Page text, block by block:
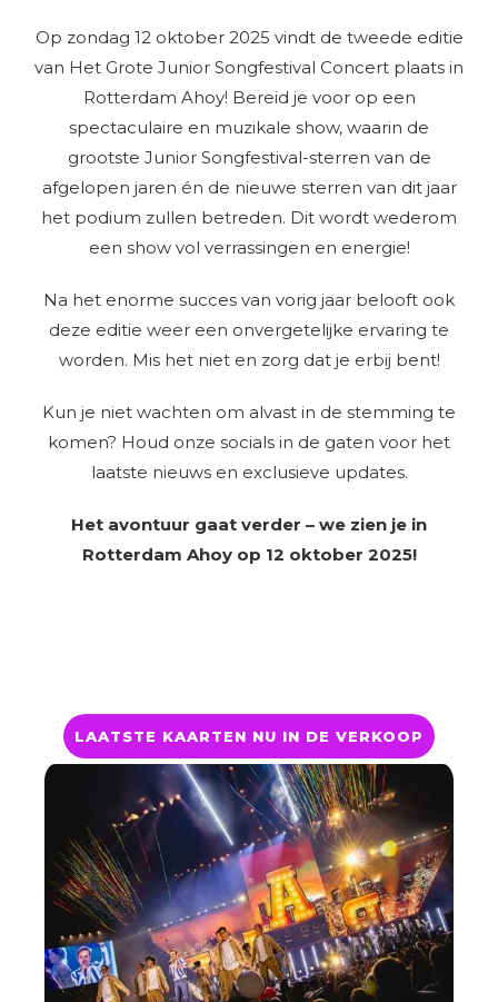
Op zondag 12 oktober 2025 vindt de tweede editie
van Het Grote Junior Songfestival Concert plaats in
Rotterdam Ahoy! Bereid je voor op een
spectaculaire en muzikale show, waarin de
grootste Junior Songfestival-sterren van de
afgelopen jaren én de nieuwe sterren van dit jaar
het podium zullen betreden. Dit wordt wederom
een show vol verrassingen en energie!
Na het enorme succes van vorig jaar belooft ook
deze editie weer een onvergetelijke ervaring te
worden. Mis het niet en zorg dat je erbij bent!
Kun je niet wachten om alvast in de stemming te
komen? Houd onze socials in de gaten voor het
laatste nieuws en exclusieve updates.
Het avontuur gaat verder – we zien je in
Rotterdam Ahoy op 12 oktober 2025!
LAATSTE KAARTEN NU IN DE VERKOOP